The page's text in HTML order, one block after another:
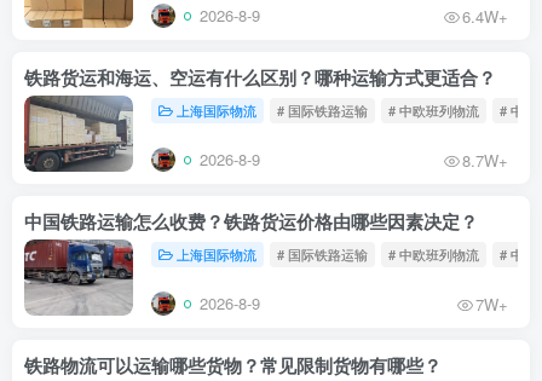
2026-8-9 6.4W+
铁路货运和海运、空运有什么区别？哪种运输方式更适合？
上海国际物流 # 国际铁路运输 # 中欧班列物流 # 中欧
2026-8-9 8.7W+
中国铁路运输怎么收费？铁路货运价格由哪些因素决定？
上海国际物流 # 国际铁路运输 # 中欧班列物流 # 中欧
2026-8-9 7W+
铁路物流可以运输哪些货物？常见限制货物有哪些？